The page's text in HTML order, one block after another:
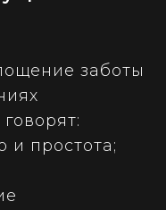
заботы
и простота;